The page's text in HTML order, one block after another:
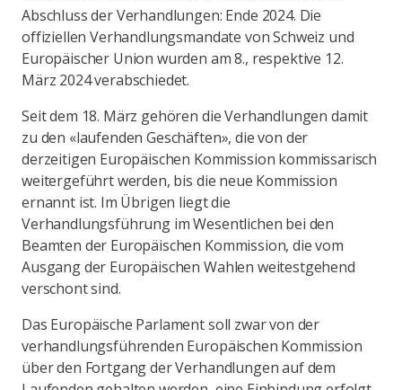
Abschluss der Verhandlungen: Ende 2024. Die
offiziellen Verhandlungsmandate von Schweiz und
Europäischer Union wurden am 8., respektive 12.
März 2024 verabschiedet.
Seit dem 18. März gehören die Verhandlungen damit
zu den «laufenden Geschäften», die von der
derzeitigen Europäischen Kommission kommissarisch
weitergeführt werden, bis die neue Kommission
ernannt ist. Im Übrigen liegt die
Verhandlungsführung im Wesentlichen bei den
Beamten der Europäischen Kommission, die vom
Ausgang der Europäischen Wahlen weitestgehend
verschont sind.
Das Europäische Parlament soll zwar von der
verhandlungsführenden Europäischen Kommission
über den Fortgang der Verhandlungen auf dem